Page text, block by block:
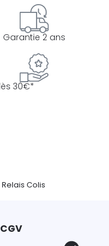
Garantie 2 ans
30€*
Relais Colis